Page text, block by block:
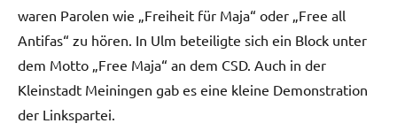
waren Parolen wie „Freiheit für Maja“ oder „Free all
Antifas“ zu hören. In Ulm beteiligte sich ein Block unter
dem Motto „Free Maja“ an dem CSD. Auch in der
Kleinstadt Meiningen gab es eine kleine Demonstration
der Linkspartei.